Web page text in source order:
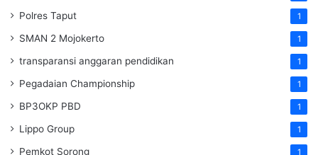
Polres Taput 1
SMAN 2 Mojokerto 1
transparansi anggaran pendidikan 1
Pegadaian Championship 1
BP3OKP PBD 1
Lippo Group 1
Pemkot Sorong 1